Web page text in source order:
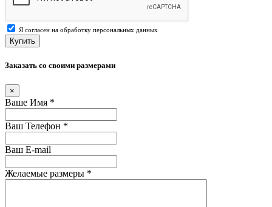
Я согласен на обработку персональных данных
Купить
Заказать со своими размерами
×
Ваше Имя *
Ваш Телефон *
Ваш E-mail
Желаемые размеры *